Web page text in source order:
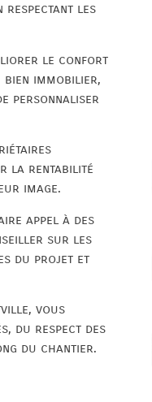
respectant les
le confort
immobilier,
personnaliser
la rentabilité
image.
appel à des
sur les
du projet et
vous
du respect des
du chantier.